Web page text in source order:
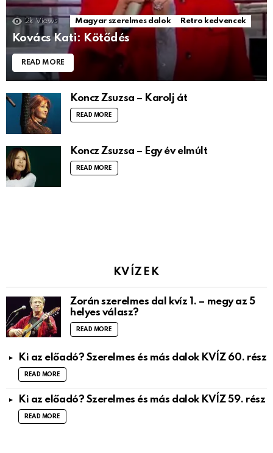
2k Views Magyar szerelmes dalok Retro kedvencek
Kovács Kati: Kötődés
READ MORE
Koncz Zsuzsa – Karolj át
READ MORE
Koncz Zsuzsa – Egy év elmúlt
READ MORE
KVÍZEK
Zorán szerelmes dal kvíz 1. – megy az 5
helyes válasz?
READ MORE
Ki az előadó? Szerelmes és más dalok KVÍZ 60. rész
READ MORE
Ki az előadó? Szerelmes és más dalok KVÍZ 59. rész
READ MORE